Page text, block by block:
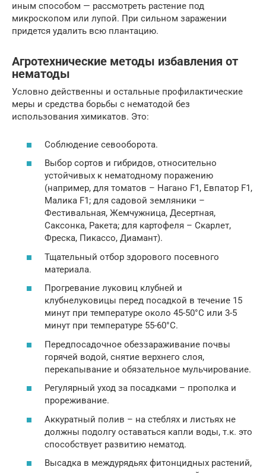
иным способом — рассмотреть растение под
микроскопом или лупой. При сильном заражении
придется удалить всю плантацию.
Агротехнические методы избавления от
нематоды
Условно действенны и остальные профилактические
меры и средства борьбы с нематодой без
использования химикатов. Это:
Соблюдение севооборота.
Выбор сортов и гибридов, относительно
устойчивых к нематодному поражению
(например, для томатов – Нагано F1, Евпатор F1,
Малика F1; для садовой земляники –
Фестивальная, Жемчужница, Десертная,
Саксонка, Ракета; для картофеля – Скарлет,
Фреска, Пикассо, Диамант).
Тщательный отбор здорового посевного
материала.
Прогревание луковиц клубней и
клубнелуковицы перед посадкой в течение 15
минут при температуре около 45-50°C или 3-5
минут при температуре 55-60°C.
Передпосадочное обеззараживание почвы
горячей водой, снятие верхнего слоя,
перекапывание и обязательное мульчирование.
Регулярный уход за посадками – прополка и
прореживание.
Аккуратный полив – на стеблях и листьях не
должны подолгу оставаться капли воды, т.к. это
способствует развитию нематод.
Высадка в междурядьях фитонцидных растений,